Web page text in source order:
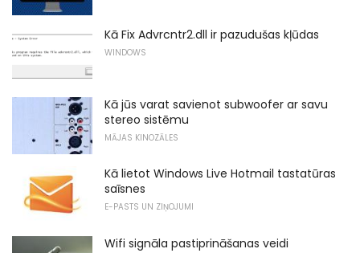
Kā Fix Advrcntr2.dll ir pazudušas kļūdas
WINDOWS
Kā jūs varat savienot subwoofer ar savu
stereo sistēmu
MĀJAS KINOZĀLES
Kā lietot Windows Live Hotmail tastatūras
saīsnes
E-PASTS UN ZIŅOJUMI
Wifi signāla pastiprināšanas veidi